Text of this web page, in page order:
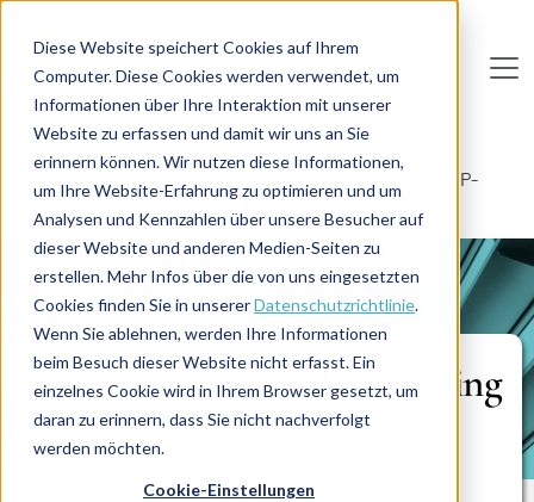
Diese Website speichert Cookies auf Ihrem
Computer. Diese Cookies werden verwendet, um
Informationen über Ihre Interaktion mit unserer
Website zu erfassen und damit wir uns an Sie
erinnern können. Wir nutzen diese Informationen,
um Ihre Website-Erfahrung zu optimieren und um
Analysen und Kennzahlen über unsere Besucher auf
dieser Website und anderen Medien-Seiten zu
erstellen. Mehr Infos über die von uns eingesetzten
Cookies finden Sie in unsererDatenschutzrichtlinie.
Wenn Sie ablehnen, werden Ihre Informationen
beim Besuch dieser Website nicht erfasst. Ein
einzelnes Cookie wird in Ihrem Browser gesetzt, um
daran zu erinnern, dass Sie nicht nachverfolgt
werden möchten.
Cookie-Einstellungen
Deutsc he InterimAG
Home Informationstechnologie
IT-Infrastruktur
Industrie 4.0: Troubleshooting bei Fehlstart eines ERP-
Systems
PROJEKTBERICHT
Industrie 4.0: Troubleshooting
bei Fehlstart eines ERP-
Systems